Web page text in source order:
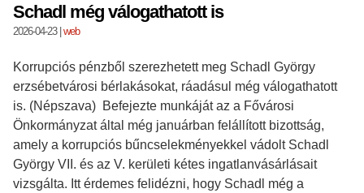
Schadl még válogathatott is
2026-04-23|web
Korrupciós pénzből szerezhetett meg Schadl György
erzsébetvárosi bérlakásokat, ráadásul még válogathatott
is. (Népszava) Befejezte munkáját az a Fővárosi
Önkormányzat által még januárban felállított bizottság,
amely a korrupciós bűncselekményekkel vádolt Schadl
György VII. és az V. kerületi kétes ingatlanvásárlásait
vizsgálta. Itt érdemes felidézni, hogy Schadl még a